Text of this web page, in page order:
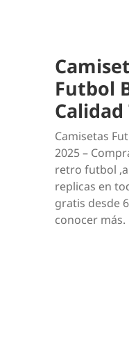
Futbol
Camisetas
2025 –
retro futbol
replicas en
gratis desde
conocer más.